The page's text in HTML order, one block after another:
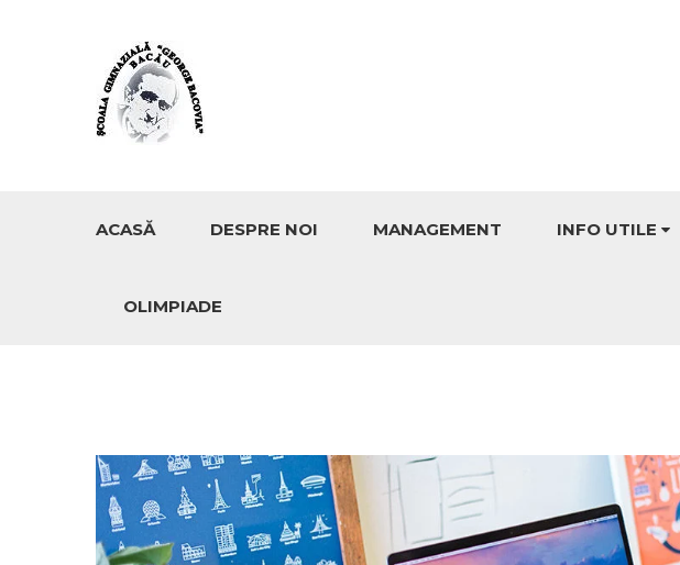
ACASĂ DESPRE NOI MANAGEMENT INFO UTILE
OLIMPIADE